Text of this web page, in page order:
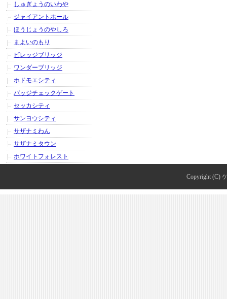
しゅぎょうのいわや
ジャイアントホール
ほうじょうのやしろ
まよいのもり
ビレッジブリッジ
ワンダーブリッジ
ホドモエシティ
バッジチェックゲート
セッカシティ
サンヨウシティ
サザナミわん
サザナミタウン
ホワイトフォレスト
Copyright (C)